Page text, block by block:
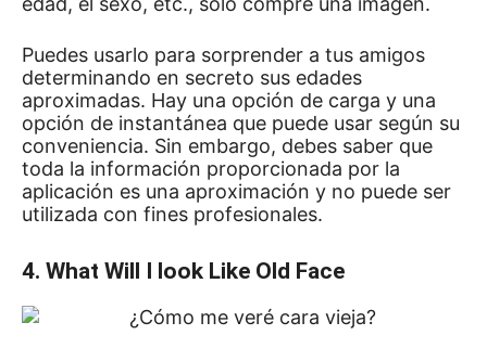
Puedes usarlo para sorprender a tus amigos
determinando en secreto sus edades
aproximadas. Hay una opción de carga y una
opción de instantánea que puede usar según su
conveniencia. Sin embargo, debes saber que
toda la información proporcionada por la
aplicación es una aproximación y no puede ser
utilizada con fines profesionales.
4. What Will I look Like Old Face